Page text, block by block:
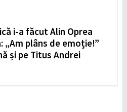
i-a făcut Alin Oprea
„Am plâns de emoție!”
și pe Titus Andrei